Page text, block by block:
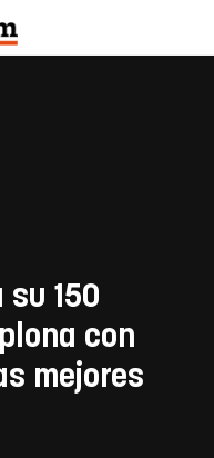
su 150
con
mejores